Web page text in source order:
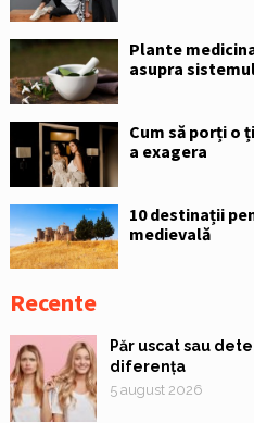
Plante
asupra
Cum să porți o
a exagera
10 destinații
medievală
Recente
Păr uscat sau
diferența
5 august 2026